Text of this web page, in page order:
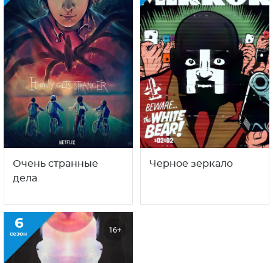
Очень странные
дела
Черное зеркало
6
сезон 16+